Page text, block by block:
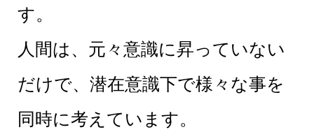
す。
人間は、元々意識に昇っていない
だけで、潜在意識下で様々な事を
同時に考えています。